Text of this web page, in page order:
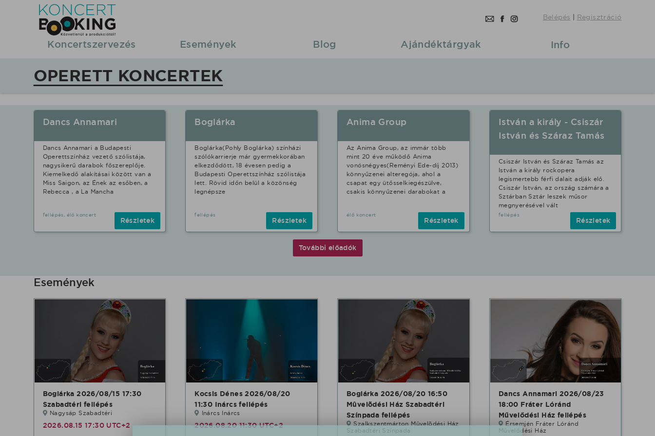
Koncertbooking
Koncertek
fellépések
Operett
stílusban.
Belépés | Regisztráció
Koncertszervezés Események Blog Ajándéktárgyak Info
OPERETT KONCERTEK
Dancs Annamari
Dancs Annamari a Budapesti
Operettszínház vezető szólistája,
nagysikerű darabok főszereplője.
Kiemelkedő alakításai között van a
Miss Saigon, az Ének az esőben, a
Rebecca , a La Mancha
fellépés, élő koncert
Részletek
Boglárka
Boglárka(Pohly Boglárka) színházi
szólókarrierje már gyermekkorában
elkezdődött, 18 évesen pedig a
Budapesti Operettszínház szólistája
lett. Rövid időn belül a közönség
legnépsze
fellépés
Részletek
Anima Group
Az Anima Group, az immár több
mint 20 éve működő Anima
vonósnégyes(Reményi Ede-díj 2013)
könnyűzenei alteregója, ahol a
csapat egy ütősselkiegészülve,
csakis könnyűzenei darabokat a
élő koncert
Részletek
István a király - Csiszár
István és Száraz Tamás
Csiszár István és Száraz Tamás az
István a király rockopera
legismertebb férfi dalait adják elő.
Csiszár István, az ország számára a
Sztárban Sztár leszek műsor
megnyerésével vált
fellépés
Részletek
További előadók
Események
Boglárka 2026/08/15 17:30
Szabadtéri fellépés
Nagysáp Szabadtéri
2026.08.15 17:30 UTC+2
Kocsis Dénes 2026/08/20
11:30 Inárcs fellépés
Inárcs Inárcs
2026.08.20 11:30 UTC+2
Boglárka 2026/08/20 16:50
Mûvelõdési Ház Szabadtéri
Színpada fellépés
Szalkszentmárton Mûvelõdési Ház
Szabadtéri Színpada
Dancs Annamari 2026/08/23
18:00 Fráter Lóránd
Művelődési Ház fellépés
Érsemjén Fráter Lóránd
Művelődési Ház